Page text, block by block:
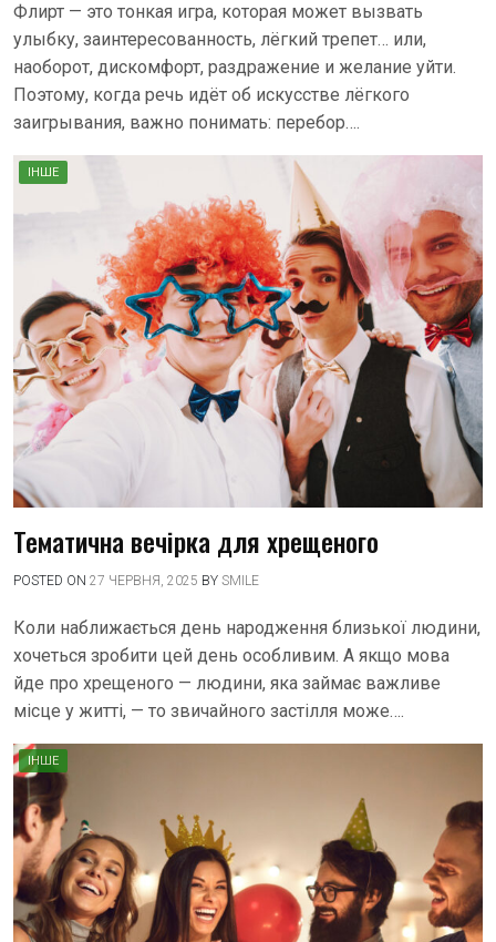
Флирт — это тонкая игра, которая может вызвать
улыбку, заинтересованность, лёгкий трепет… или,
наоборот, дискомфорт, раздражение и желание уйти.
Поэтому, когда речь идёт об искусстве лёгкого
заигрывания, важно понимать: перебор….
ІНШЕ
Тематична вечірка для хрещеного
POSTED ON 27 ЧЕРВНЯ, 2025 BY SMILE
Коли наближається день народження близької людини,
хочеться зробити цей день особливим. А якщо мова
йде про хрещеного — людини, яка займає важливе
місце у житті, — то звичайного застілля може….
ІНШЕ